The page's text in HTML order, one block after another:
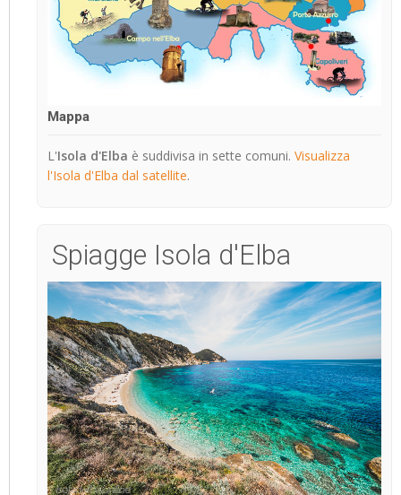
Mappa
L'Isola d'Elba è suddivisa in sette comuni. Visualizza
l'Isola d'Elba dal satellite.
Spiagge Isola d'Elba